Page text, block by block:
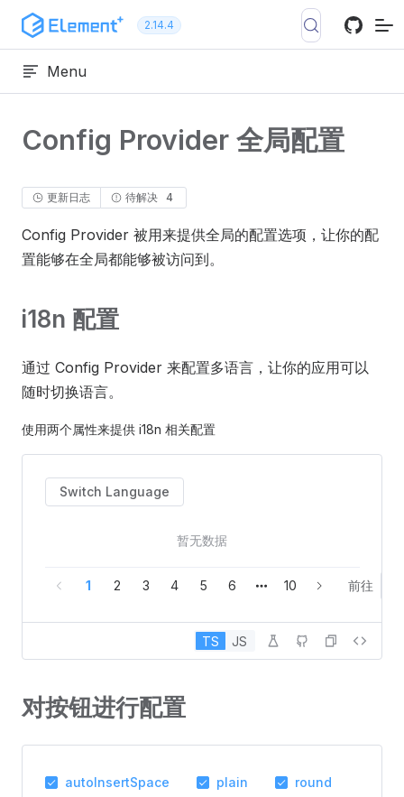
跳转到内容 2.14.4
Menu
Config Provider 全局配置
更新日志 待解决 4
Config Provider 被用来提供全局的配置选项，让你的配
置能够在全局都能够被访问到。
i18n 配置
通过 Config Provider 来配置多语言，让你的应用可以
随时切换语言。
使用两个属性来提供 i18n 相关配置
Switch Language
暂无数据
1 2 3 4 5 6 10 前往
TS JS
对按钮进行配置
autoInsertSpace plain
round